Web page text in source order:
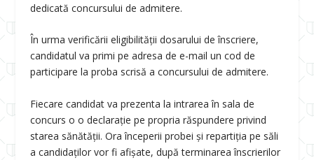
dedicată concursului de admitere.
În urma verificării eligibilităţii dosarului de înscriere,
candidatul va primi pe adresa de e-mail un cod de
participare la proba scrisă a concursului de admitere.
Fiecare candidat va prezenta la intrarea în sala de
concurs o o declaraţie pe propria răspundere privind
starea sănătăţii. Ora începerii probei și repartiția pe săli
a candidaților vor fi afișate, după terminarea înscrierilor